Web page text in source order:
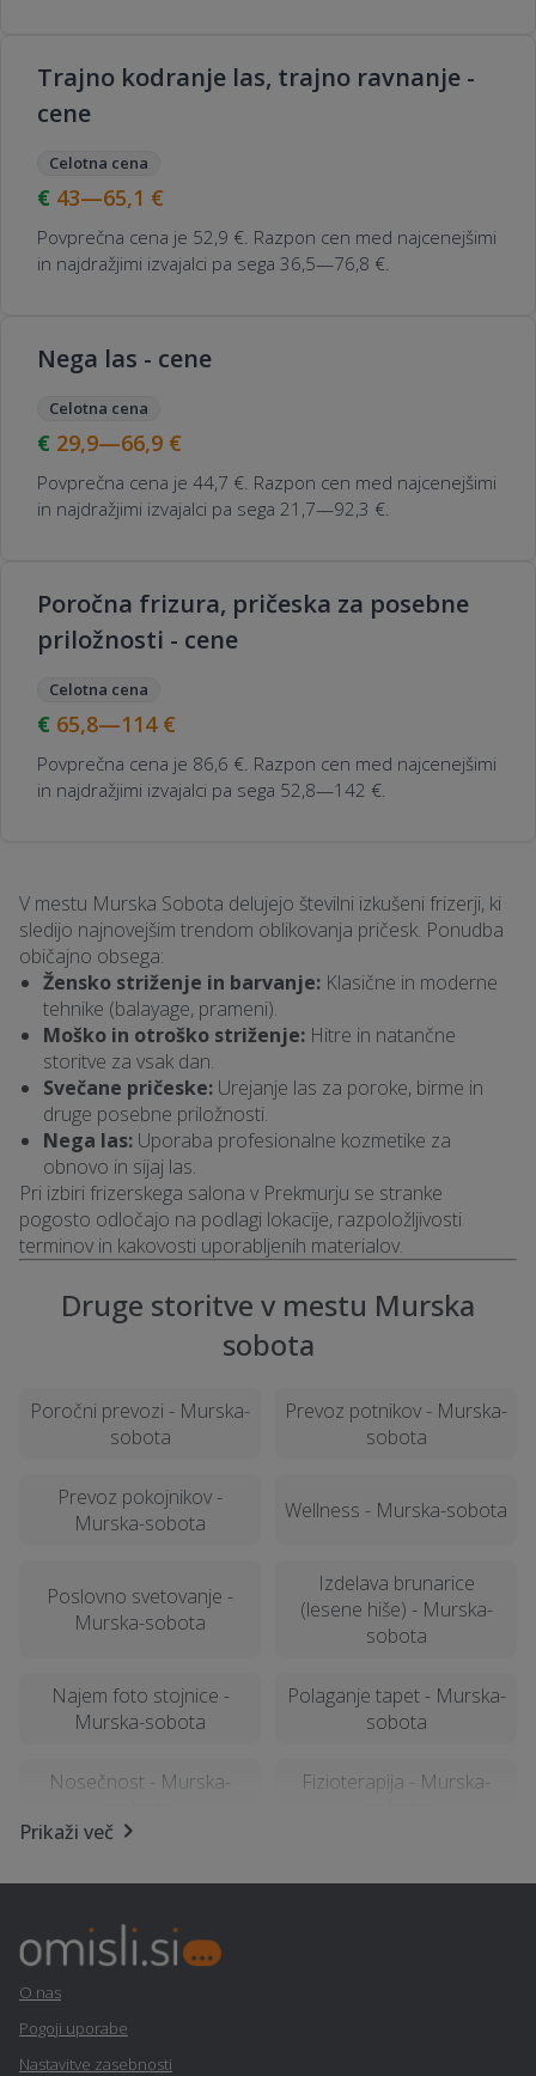
Trajno kodranje las, trajno ravnanje -
cene
Celotna cena
43—65,1 €
Povprečna cena je 52,9 €. Razpon cen med najcenejšimi
in najdražjimi izvajalci pa sega 36,5—76,8 €.
Nega las - cene
Celotna cena
29,9—66,9 €
Povprečna cena je 44,7 €. Razpon cen med najcenejšimi
in najdražjimi izvajalci pa sega 21,7—92,3 €.
Poročna frizura, pričeska za posebne
priložnosti - cene
Celotna cena
65,8—114 €
Povprečna cena je 86,6 €. Razpon cen med najcenejšimi
in najdražjimi izvajalci pa sega 52,8—142 €.
V mestu Murska Sobota delujejo številni izkušeni frizerji, ki
sledijo najnovejšim trendom oblikovanja pričesk. Ponudba
običajno obsega:
Žensko striženje in barvanje: Klasične in moderne
tehnike (balayage, prameni).
Moško in otroško striženje: Hitre in natančne
storitve za vsak dan.
Svečane pričeske: Urejanje las za poroke, birme in
druge posebne priložnosti.
Nega las: Uporaba profesionalne kozmetike za
obnovo in sijaj las.
Pri izbiri frizerskega salona v Prekmurju se stranke
pogosto odločajo na podlagi lokacije, razpoložljivosti
terminov in kakovosti uporabljenih materialov.
Druge storitve v mestu Murska
sobota
Poročni prevozi - Murska-
sobota
Prevoz potnikov - Murska-
sobota
Prevoz pokojnikov -
Murska-sobota
Wellness - Murska-sobota
Poslovno svetovanje -
Murska-sobota
Izdelava brunarice
(lesene hiše) - Murska-
sobota
Najem foto stojnice -
Murska-sobota
Polaganje tapet - Murska-
sobota
Nosečnost - Murska-
Fizioterapija - Murska-
Izterjava dolga - Murska-
Najem kombijev - Murska-
sobota
Prikaži več
O nas
Pogoji uporabe
Nastavitve zasebnosti